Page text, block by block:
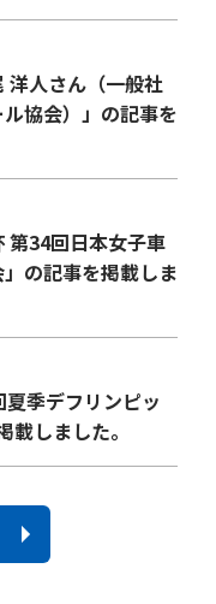
洋人さん（一般社
協会）」の記事を
第34回日本女子車
の記事を掲載しま
季デフリンピッ
しました。